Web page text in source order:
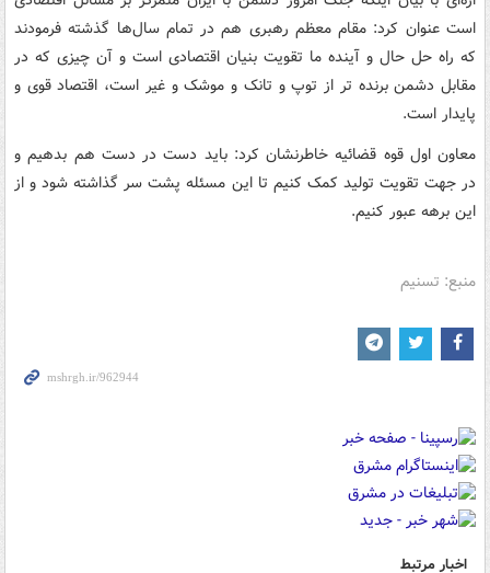
است عنوان کرد: مقام معظم رهبری هم در تمام سال‌ها گذشته فرمودند
که راه حل حال و آینده ما تقویت بنیان اقتصادی است و آن چیزی که در
مقابل دشمن برنده تر از توپ و تانک و موشک و غیر است، اقتصاد قوی و
پایدار است.
معاون اول قوه قضائیه خاطرنشان کرد: باید دست در دست هم بدهیم و
در جهت تقویت تولید کمک کنیم تا این مسئله پشت سر گذاشته شود و از
این برهه عبور کنیم.
منبع: تسنیم
اخبار مرتبط